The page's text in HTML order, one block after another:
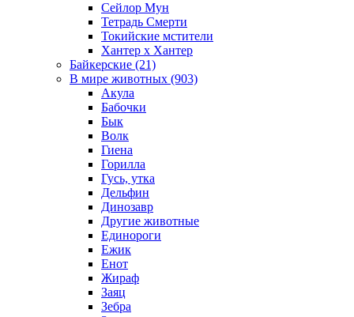
Сейлор Мун
Тетрадь Смерти
Токийские мстители
Хантер х Хантер
Байкерские (21)
В мире животных (903)
Акула
Бабочки
Бык
Волк
Гиена
Горилла
Гусь, утка
Дельфин
Динозавр
Другие животные
Единороги
Ежик
Енот
Жираф
Заяц
Зебра